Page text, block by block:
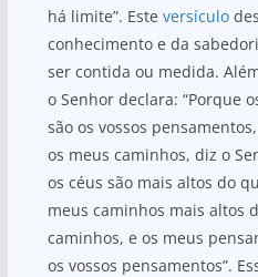
há limite”. Este versículo
conhecimento e da
ser contida ou medida.
o Senhor declara: “Porque
são os vossos
os meus caminhos, diz o
os céus são mais altos do
meus caminhos mais altos
caminhos, e os meus
os vossos pensamentos”.